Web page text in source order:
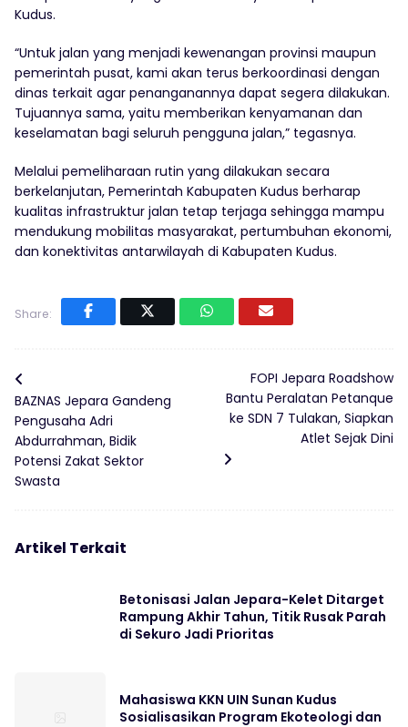
Kudus.
“Untuk jalan yang menjadi kewenangan provinsi maupun
pemerintah pusat, kami akan terus berkoordinasi dengan
dinas terkait agar penanganannya dapat segera dilakukan.
Tujuannya sama, yaitu memberikan kenyamanan dan
keselamatan bagi seluruh pengguna jalan,” tegasnya.
Melalui pemeliharaan rutin yang dilakukan secara
berkelanjutan, Pemerintah Kabupaten Kudus berharap
kualitas infrastruktur jalan tetap terjaga sehingga mampu
mendukung mobilitas masyarakat, pertumbuhan ekonomi,
dan konektivitas antarwilayah di Kabupaten Kudus.
Share:
BAZNAS Jepara Gandeng
Pengusaha Adri
Abdurrahman, Bidik
Potensi Zakat Sektor
Swasta
FOPI Jepara Roadshow
Bantu Peralatan Petanque
ke SDN 7 Tulakan, Siapkan
Atlet Sejak Dini
Artikel Terkait
Betonisasi Jalan Jepara-Kelet Ditarget
Rampung Akhir Tahun, Titik Rusak Parah
di Sekuro Jadi Prioritas
Mahasiswa KKN UIN Sunan Kudus
Sosialisasikan Program Ekoteologi dan